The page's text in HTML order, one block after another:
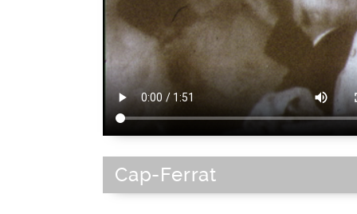
Cap-Ferrat